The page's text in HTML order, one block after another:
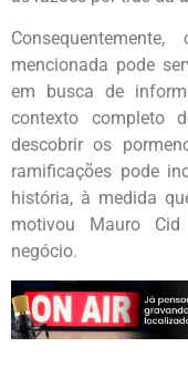
mencionada pode
em busca de
contexto completo
descobrir os
ramificações pode
história, à medida
motivou Mauro
negócio.